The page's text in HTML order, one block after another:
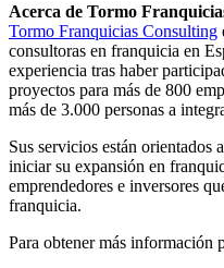
Acerca de Tormo
Tormo Franquicias Consulting
consultoras en franquicia en
experiencia tras haber
proyectos para más de 800
más de 3.000 personas a
Sus servicios están orientados
iniciar su expansión en
emprendedores e inversores
franquicia.
Para obtener más información